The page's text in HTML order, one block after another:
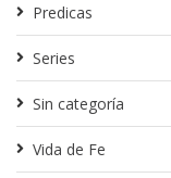
Predicas
Series
Sin categoría
Vida de Fe